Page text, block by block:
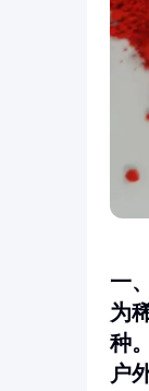
一
为
种
户